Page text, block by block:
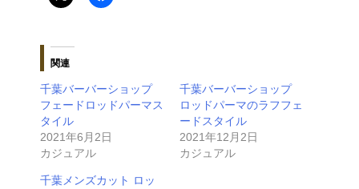
関連
千葉バーバーショップ
フェードロッドパーマス
タイル
2021年6月2日
カジュアル
千葉バーバーショップ
ロッドパーマのラフフェ
ードスタイル
2021年12月2日
カジュアル
千葉メンズカット ロッ